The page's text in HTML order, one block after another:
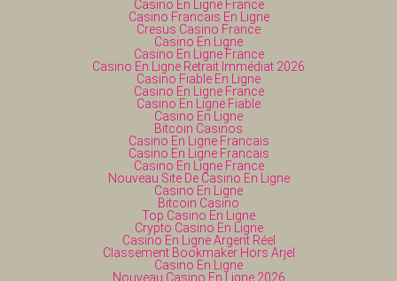
Casino En Ligne France
Casino Francais En Ligne
Cresus Casino France
Casino En Ligne
Casino En Ligne France
Casino En Ligne Retrait Immédiat 2026
Casino Fiable En Ligne
Casino En Ligne France
Casino En Ligne Fiable
Casino En Ligne
Bitcoin Casinos
Casino En Ligne Francais
Casino En Ligne Francais
Casino En Ligne France
Nouveau Site De Casino En Ligne
Casino En Ligne
Bitcoin Casino
Top Casino En Ligne
Crypto Casino En Ligne
Casino En Ligne Argent Réel
Classement Bookmaker Hors Arjel
Casino En Ligne
Nouveau Casino En Ligne 2026